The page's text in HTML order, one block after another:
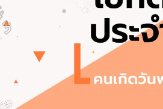
บริษัท อิมเมจ ฟิวเจอร์ (ประเทศไทย) จำกัด